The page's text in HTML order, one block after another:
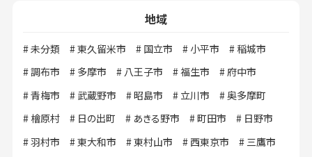
地域
未分類 東久留米市 国立市 小平市
稲城市
調布市
多摩市 八王子市 福生市
府中市
青梅市
武蔵野市 昭島市 立川市
奥多摩町
檜原村
日の出町 あきる野市 町田市
日野市
羽村市
東大和市 東村山市 西東京市
三鷹市